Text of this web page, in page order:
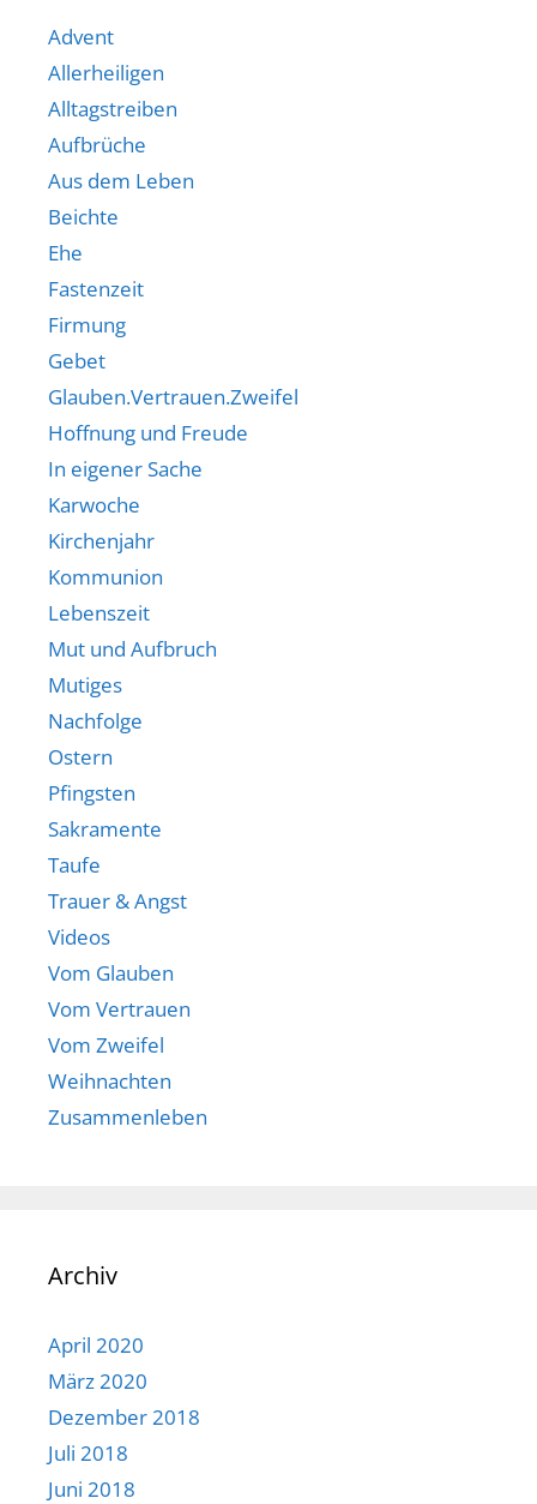
Advent
Allerheiligen
Alltagstreiben
Aufbrüche
Aus dem Leben
Beichte
Ehe
Fastenzeit
Firmung
Gebet
Glauben.Vertrauen.Zweifel
Hoffnung und Freude
In eigener Sache
Karwoche
Kirchenjahr
Kommunion
Lebenszeit
Mut und Aufbruch
Mutiges
Nachfolge
Ostern
Pfingsten
Sakramente
Taufe
Trauer & Angst
Videos
Vom Glauben
Vom Vertrauen
Vom Zweifel
Weihnachten
Zusammenleben
Archiv
April 2020
März 2020
Dezember 2018
Juli 2018
Juni 2018